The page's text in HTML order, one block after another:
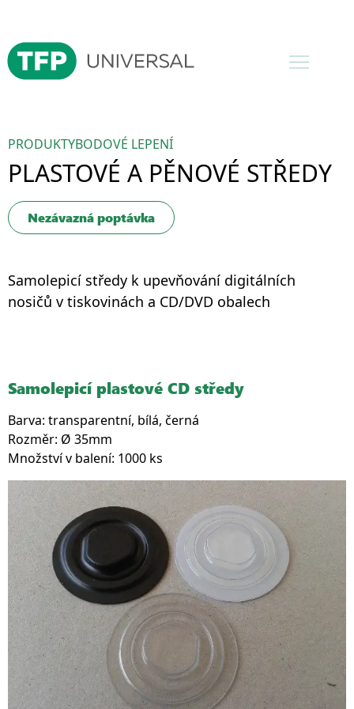
PRODUKTYBODOVÉ LEPENÍ
PLASTOVÉ A PĚNOVÉ STŘEDY
Nezávazná poptávka
Samolepicí středy k upevňování digitálních
nosičů v tiskovinách a CD/DVD obalech
Samolepicí plastové CD středy
Barva: transparentní, bílá, černá
Rozměr: Ø 35mm
Množství v balení: 1000 ks